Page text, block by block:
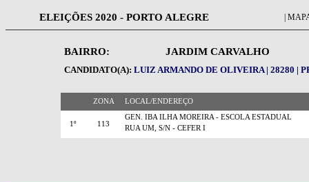
ELEIÇÕES 2020 - PORTO ALEGRE |
BAIRRO: JARDIM CARVALHO
CANDIDATO(A): LUIZ ARMANDO DE OLIVEIRA | 28280 |
ZONA LOCAL/ENDEREÇO
1º 113
GEN. IBA ILHA MOREIRA - ESCOLA ESTADUAL
RUA UM, S/N - CEFER I